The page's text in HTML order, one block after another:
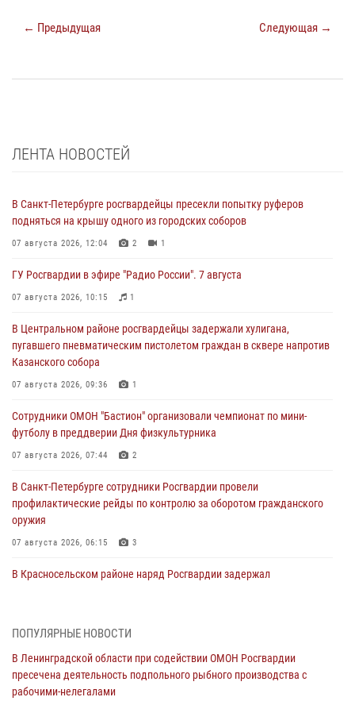
← Предыдущая Следующая →
ЛЕНТА НОВОСТЕЙ
В Санкт-Петербурге росгвардейцы пресекли попытку руферов
подняться на крышу одного из городских соборов
07 августа 2026, 12:04 2 1
ГУ Росгвардии в эфире "Радио России". 7 августа
07 августа 2026, 10:15 1
В Центральном районе росгвардейцы задержали хулигана,
пугавшего пневматическим пистолетом граждан в сквере напротив
Казанского собора
07 августа 2026, 09:36 1
Сотрудники ОМОН "Бастион" организовали чемпионат по мини-
футболу в преддверии Дня физкультурника
07 августа 2026, 07:44 2
В Санкт-Петербурге сотрудники Росгвардии провели
профилактические рейды по контролю за оборотом гражданского
оружия
07 августа 2026, 06:15 3
В Красносельском районе наряд Росгвардии задержал
06 августа 2026, 13:39 1
В Центральном районе росгвардейцы оперативно задержали
хулигана, стрелявшего из пускового устройства рядом с жилыми
домами
ПОПУЛЯРНЫЕ НОВОСТИ
В Ленинградской области при содействии ОМОН Росгвардии
пресечена деятельность подпольного рыбного производства с
рабочими-нелегалами